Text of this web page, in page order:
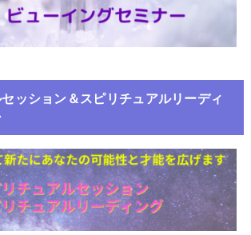
ッション＆スピリチュアルリーディ